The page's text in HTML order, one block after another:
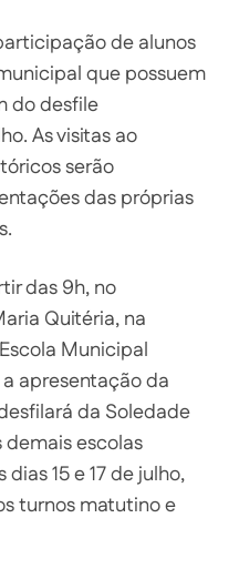
de alunos
que possuem
do desfile
As visitas ao
serão
das próprias
das 9h, no
Quitéria, na
Municipal
apresentação da
da Soledade
demais escolas
15 e 17 de julho,
turnos matutino e